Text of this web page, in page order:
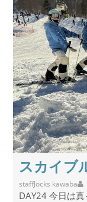
スカイブ
staffJocks kawaba
DAY24 今日は